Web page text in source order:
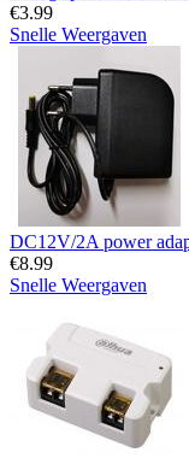
€3.99
Snelle Weergaven
DC12V/2A power
€8.99
Snelle Weergaven